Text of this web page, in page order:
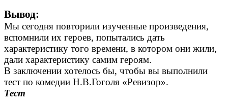
Вывод:
Мы сегодня повторили изученные произведения,
вспомнили их героев, попытались дать
характеристику того времени, в котором они жили,
дали характеристику самим героям.
В заключении хотелось бы, чтобы вы выполнили
тест по комедии Н.В.Гоголя «Ревизор».
Тест